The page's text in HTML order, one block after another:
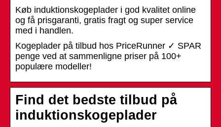
Køb induktionskogeplader i god kvalitet online
og få prisgaranti, gratis fragt og super service
med i handlen.
Kogeplader på tilbud hos PriceRunner ✓ SPAR
penge ved at sammenligne priser på 100+
populære modeller!
Find det bedste tilbud på
induktionskogeplader